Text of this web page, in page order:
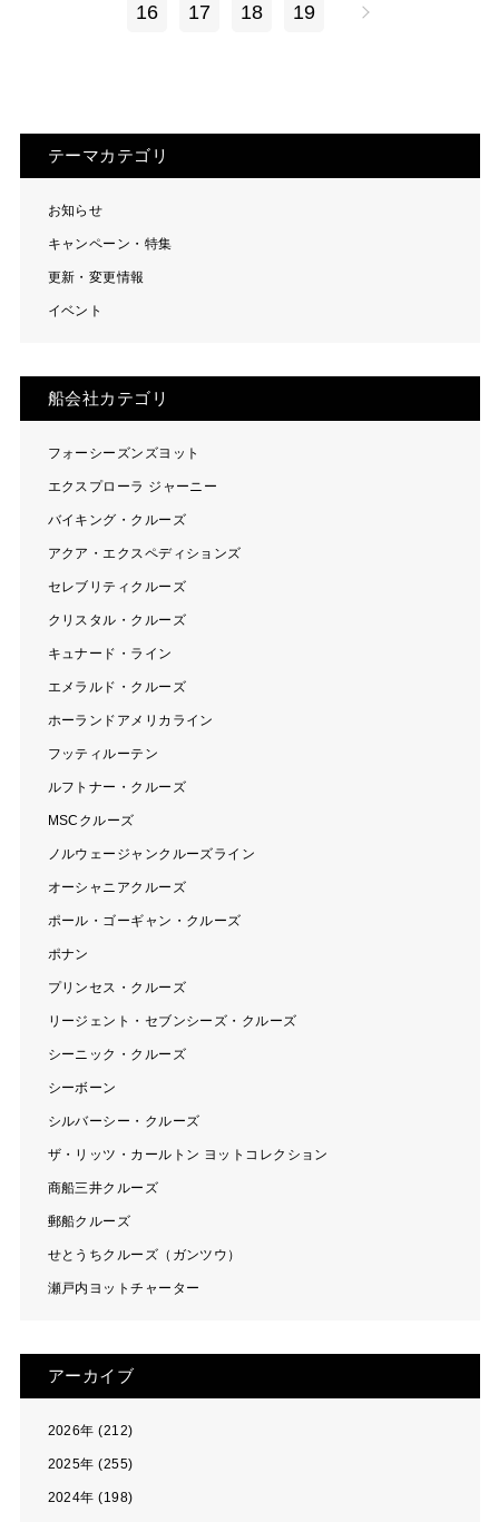
16 17 18 19
テーマカテゴリ
お知らせ
キャンペーン・特集
更新・変更情報
イベント
船会社カテゴリ
フォーシーズンズヨット
エクスプローラ ジャーニー
バイキング・クルーズ
アクア・エクスペディションズ
セレブリティクルーズ
クリスタル・クルーズ
キュナード・ライン
エメラルド・クルーズ
ホーランドアメリカライン
フッティルーテン
ルフトナー・クルーズ
MSCクルーズ
ノルウェージャンクルーズライン
オーシャニアクルーズ
ポール・ゴーギャン・クルーズ
ポナン
プリンセス・クルーズ
リージェント・セブンシーズ・クルーズ
シーニック・クルーズ
シーボーン
シルバーシー・クルーズ
ザ・リッツ・カールトン ヨットコレクション
商船三井クルーズ
郵船クルーズ
せとうちクルーズ（ガンツウ）
瀬戸内ヨットチャーター
アーカイブ
2026年 (212)
2025年 (255)
2024年 (198)